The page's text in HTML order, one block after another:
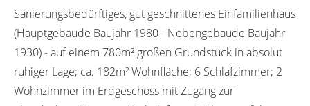
Sanierungsbedürftiges, gut geschnittenes Einfamilienhaus
(Hauptgebäude Baujahr 1980 - Nebengebäude Baujahr
1930) - auf einem 780m² großen Grundstück in absolut
ruhiger Lage; ca. 182m² Wohnfläche; 6 Schlafzimmer; 2
Wohnzimmer im Erdgeschoss mit Zugang zur